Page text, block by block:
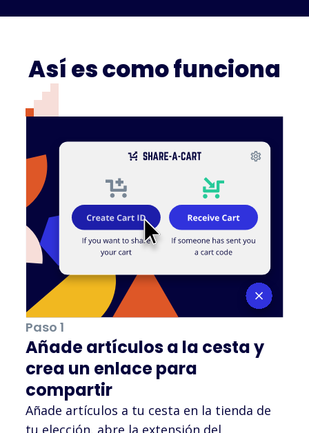
Así es como funciona
Paso 1
Añade artículos a la cesta y
crea un enlace para
compartir
Añade artículos a tu cesta en la tienda de
tu elección, abre la extensión del